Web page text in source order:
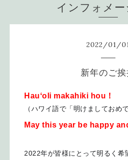
インフォメー
2022/01/
新年のご挨
Hauʻoli makahiki hou！
（ハワイ語で「明けましておめ
May this year be happy
2022年が皆様にとって明るく希